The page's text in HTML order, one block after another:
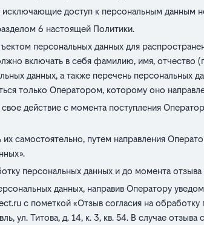
доступ к персональным данным
6 настоящей Политики.
персональных данных для
включать в себя фамилию, имя, отчество
данных, а также перечень персональных
только Оператором, которому оно
действие с момента поступления
самостоятельно, путем направления
персональных данных и до момента отзыва
данных, направив Оператору
с пометкой «Отзыв согласия на
ул. Титова, д. 14, к. 3, кв. 54. В случае отзыва